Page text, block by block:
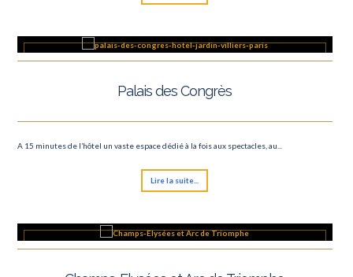
Palais des Congrès
A 15 minutes de l’hôtel un vaste espace dédié à la fois aux spectacles, au...
Lire la suite...